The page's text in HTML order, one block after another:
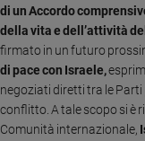
Ambiente
e
Creato
Volontariato
Diritti
Aziende
di un Accordo
della vita e dell’attività
firmato in un futuro
di pace con Israele,
negoziati diretti tra le
conflitto.A tale scopo si è
Comunità internazionale,